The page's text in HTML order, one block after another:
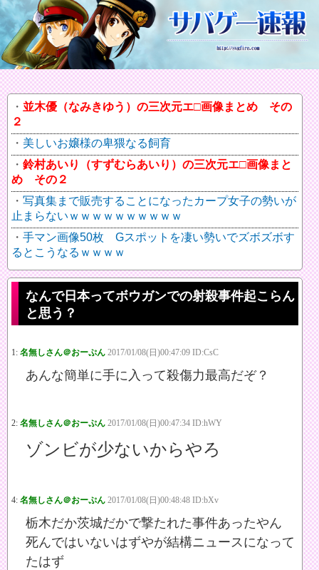
並木優（なみきゆう）の三次元エ□画像まとめ その
２
美しいお嬢様の卑猥なる飼育
鈴村あいり（すずむらあいり）の三次元エ□画像まと
め その２
写真集まで販売することになったカープ女子の勢いが
止まらないｗｗｗｗｗｗｗｗｗｗ
手マン画像50枚 Gスポットを凄い勢いでズボズボす
るとこうなるｗｗｗｗ
なんで日本ってボウガンでの射殺事件起こらん
と思う？
1: 名無しさん＠おーぷん 2017/01/08(日)00:47:09 ID:CsC
あんな簡単に手に入って殺傷力最高だぞ？
2: 名無しさん＠おーぷん 2017/01/08(日)00:47:34 ID:hWY
ゾンビが少ないからやろ
4: 名無しさん＠おーぷん 2017/01/08(日)00:48:48 ID:bXv
栃木だか茨城だかで撃たれた事件あったやん
死んではいないはずやが結構ニュースになって
たはず